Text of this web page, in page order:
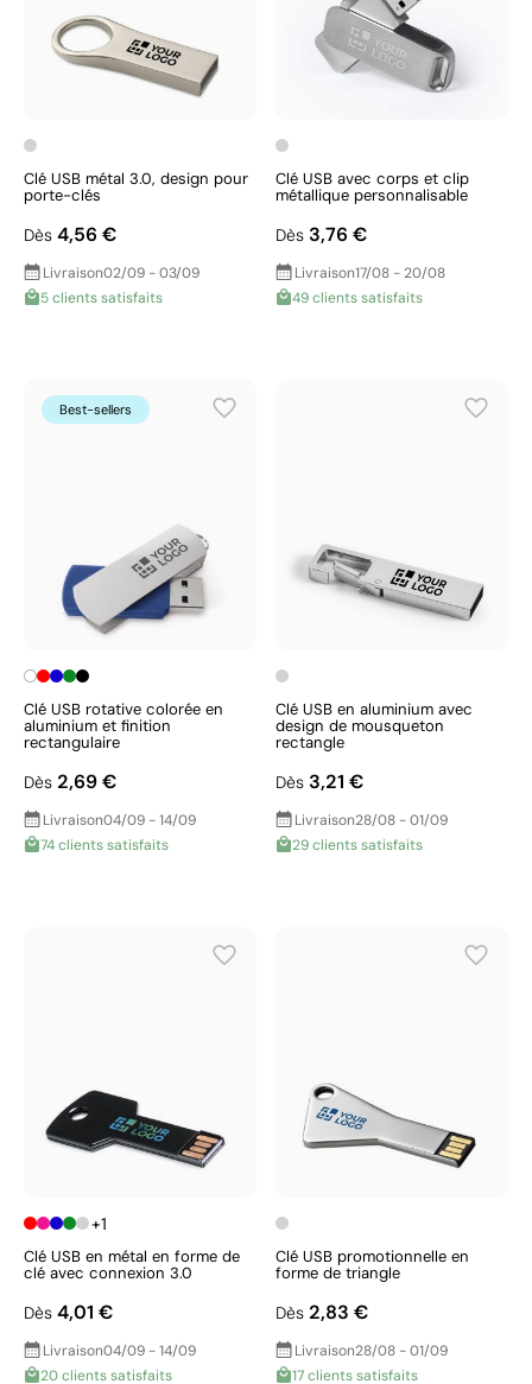
Clé USB métal 3.0, design pour
porte-clés
Dès 4,56 €
Livraison02/09 - 03/09
5 clients satisfaits
Clé USB avec corps et clip
métallique personnalisable
Dès 3,76 €
Livraison17/08 - 20/08
49 clients satisfaits
Best-sellers
Clé USB rotative colorée en
aluminium et finition
rectangulaire
Dès 2,69 €
Livraison04/09 - 14/09
74 clients satisfaits
Clé USB en aluminium avec
design de mousqueton
rectangle
Dès 3,21 €
Livraison28/08 - 01/09
29 clients satisfaits
+1
Clé USB en métal en forme de
clé avec connexion 3.0
Dès 4,01 €
Livraison04/09 - 14/09
20 clients satisfaits
Clé USB promotionnelle en
forme de triangle
Dès 2,83 €
Livraison28/08 - 01/09
17 clients satisfaits